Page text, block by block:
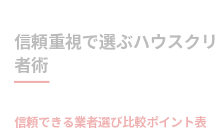
信頼重視で選ぶハウスク
者術
信頼できる業者選び比較ポイント表